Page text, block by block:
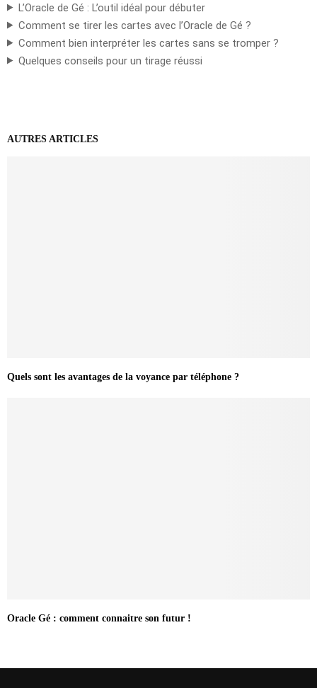
L’Oracle de Gé : L’outil idéal pour débuter
Comment se tirer les cartes avec l’Oracle de Gé ?
Comment bien interpréter les cartes sans se tromper ?
Quelques conseils pour un tirage réussi
AUTRES ARTICLES
Quels sont les avantages de la voyance par téléphone ?
Oracle Gé : comment connaitre son futur !